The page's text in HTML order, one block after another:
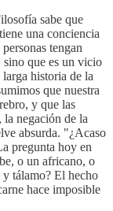
sabe que
una conciencia
tengan
sino que es un vicio
historia de la
que nuestra
y que las
la negación de la
absurda. "¿Acaso
pregunta hoy en
o un africano, o
tálamo? El hecho
hace imposible